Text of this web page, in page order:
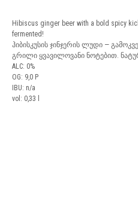
Hibiscus ginger beer with a bold spicy
fermented!
ჰიბისკუსის ჯინჯერის ლუდი —
გრილი ყვავილოვანი ნოტებით.
ALC: 0%
OG: 9,0 P
IBU: n/a
vol: 0,33 l